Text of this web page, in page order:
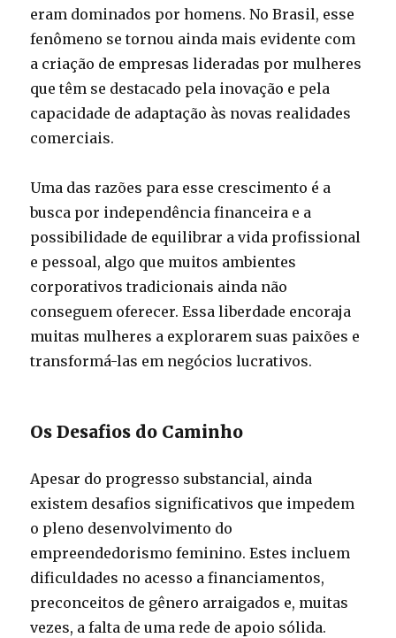
eram dominados por homens. No Brasil, esse
fenômeno se tornou ainda mais evidente com
a criação de empresas lideradas por mulheres
que têm se destacado pela inovação e pela
capacidade de adaptação às novas realidades
comerciais.
Uma das razões para esse crescimento é a
busca por independência financeira e a
possibilidade de equilibrar a vida profissional
e pessoal, algo que muitos ambientes
corporativos tradicionais ainda não
conseguem oferecer. Essa liberdade encoraja
muitas mulheres a explorarem suas paixões e
transformá-las em negócios lucrativos.
Os Desafios do Caminho
Apesar do progresso substancial, ainda
existem desafios significativos que impedem
o pleno desenvolvimento do
empreendedorismo feminino. Estes incluem
dificuldades no acesso a financiamentos,
preconceitos de gênero arraigados e, muitas
vezes, a falta de uma rede de apoio sólida.